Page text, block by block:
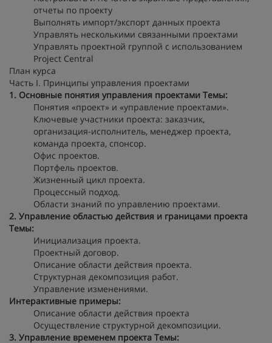
отчеты по проекту
Выполнять импорт/экспорт данных проекта
Управлять несколькими связанными проектами
Управлять проектной группой с использованием
Project Central
План курса
Часть I. Принципы управления проектами
1. Основные понятия управления проектами Темы:
Понятия «проект» и «управление проектами».
Ключевые участники проекта: заказчик,
организация-исполнитель, менеджер проекта,
команда проекта, спонсор.
Офис проектов.
Портфель проектов.
Жизненный цикл проекта.
Процессный подход.
Области знаний по управлению проектами.
2. Управление областью действия и границами проекта
Темы:
Инициализация проекта.
Проектный договор.
Описание области действия проекта.
Структурная декомпозиция работ.
Управление изменениями.
Интерактивные примеры:
Описание области действия проекта
Осуществление структурной декомпозиции.
3. Управление временем проекта Темы: